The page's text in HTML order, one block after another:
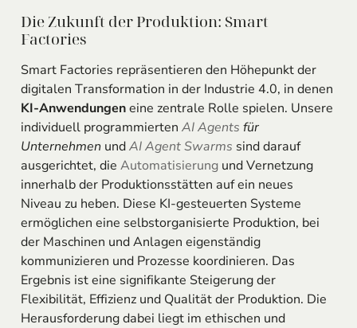
Die Zukunft der Produktion: Smart
Factories
Smart Factories repräsentieren den Höhepunkt der
digitalen Transformation in der Industrie 4.0, in denen
KI-Anwendungeneine zentrale Rolle spielen. Unsere
individuell programmierten AI Agents für
UnternehmenundAI AgentSwarms sind darauf
ausgerichtet, die Automatisierungund Vernetzung
innerhalb der Produktionsstätten auf ein neues
Niveau zu heben. Diese KI-gesteuerten Systeme
ermöglichen eine selbstorganisierte Produktion, bei
der Maschinen und Anlagen eigenständig
kommunizieren und Prozesse koordinieren. Das
Ergebnis ist eine signifikante Steigerung der
Flexibilität, Effizienz und Qualität der Produktion. Die
Herausforderung dabei liegt im ethischen und